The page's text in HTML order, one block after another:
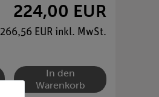
224,00 EUR
266,56 EUR inkl. MwSt.
In den
Warenkorb